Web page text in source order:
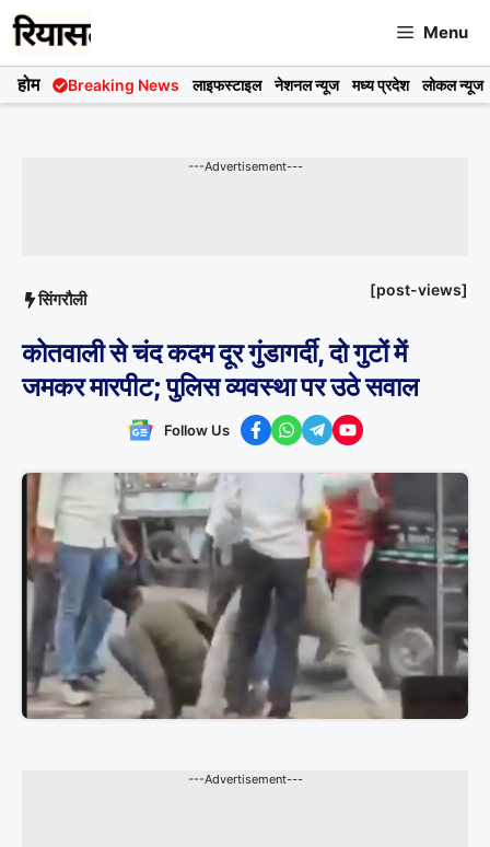
Skip
to
content
Menu
होम Breaking News लाइफस्टाइल नेशनल न्यूज मध्य प्रदेश लोकल न्यूज
---Advertisement---
सिंगरौली [post-views]
कोतवाली से चंद कदम दूर गुंडागर्दी, दो गुटों में
जमकर मारपीट; पुलिस व्यवस्था पर उठे सवाल
Follow Us
---Advertisement---